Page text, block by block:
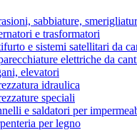
sabbiature,
e trasformatori
e sistemi satellitari da
elettriche da
elevatori
idraulica
speciali
e saldatori per
per legno